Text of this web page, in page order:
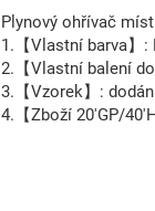
Plynový ohřívač
1.【Vlastní barva】
2.【Vlastní balení
3.【Vzorek】:
4.【Zboží 20'GP/